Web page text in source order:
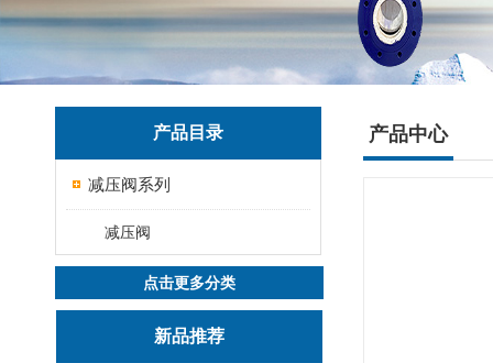
产品目录
减压阀系列
减压阀
点击更多分类
新品推荐
产品中心